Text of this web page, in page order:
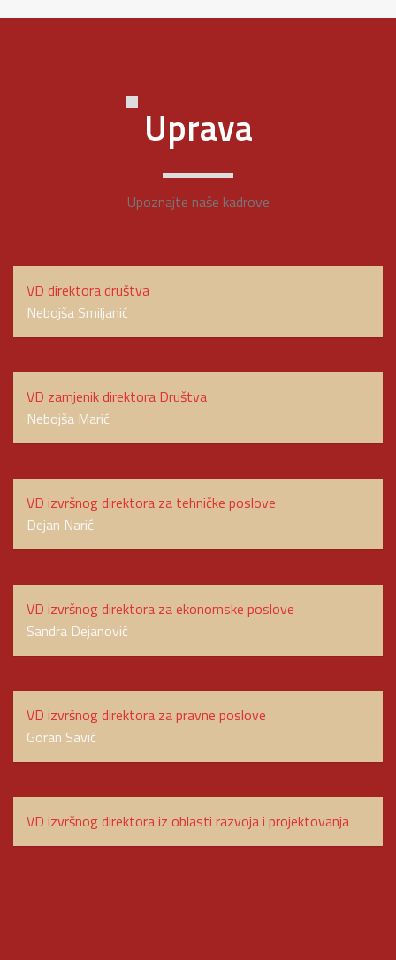
Uprava
Upoznajte naše kadrove
VD direktora društva
Nebojša Smiljanić
VD zamjenik direktora Društva
Nebojša Marić
VD izvršnog direktora za tehničke poslove
Dejan Narić
VD izvršnog direktora za ekonomske poslove
Sandra Dejanović
VD izvršnog direktora za pravne poslove
Goran Savić
VD izvršnog direktora iz oblasti razvoja i projektovanja